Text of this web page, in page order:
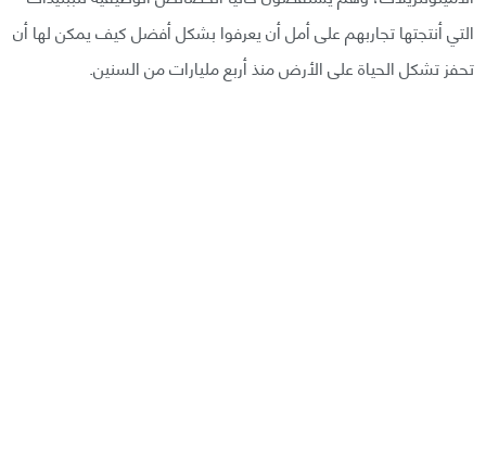
التي أنتجتها تجاربهم على أمل أن يعرفوا بشكل أفضل كيف يمكن لها أن
تحفز تشكل الحياة على الأرض منذ أربع مليارات من السنين.